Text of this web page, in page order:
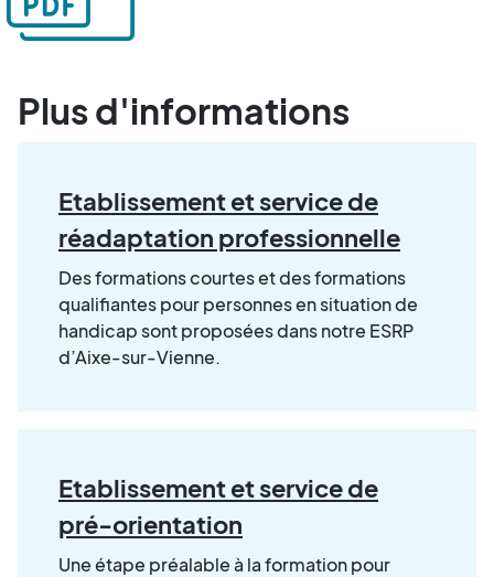
Plus d'informations
Etablissement et service de
réadaptation professionnelle
Des formations courtes et des formations
qualifiantes pour personnes en situation de
handicap sont proposées dans notre ESRP
d’Aixe-sur-Vienne.
Etablissement et service de
pré-orientation
Une étape préalable à la formation pour